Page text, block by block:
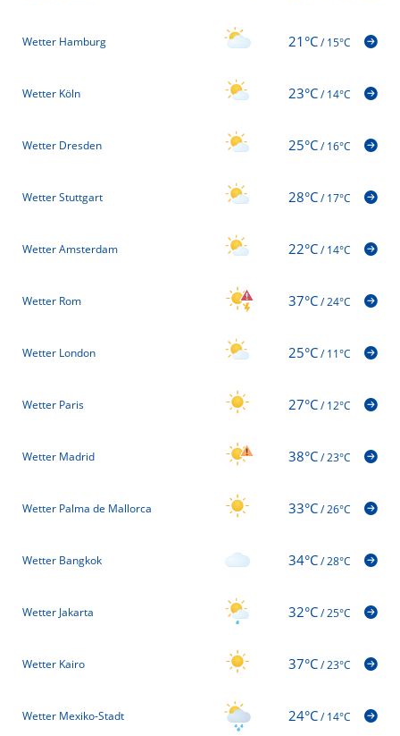
Wetter Hamburg 21°C/15°C
Wetter Köln 23°C/14°C
Wetter Dresden 25°C/16°C
Wetter Stuttgart 28°C/17°C
Wetter Amsterdam 22°C/14°C
Wetter Rom 37°C/24°C
Wetter London 25°C/11°C
Wetter Paris 27°C/12°C
Wetter Madrid 38°C/23°C
Wetter Palma de Mallorca 33°C/26°C
Wetter Bangkok 34°C/28°C
Wetter Jakarta 32°C/25°C
Wetter Kairo 37°C/23°C
Wetter Mexiko-Stadt 24°C/14°C